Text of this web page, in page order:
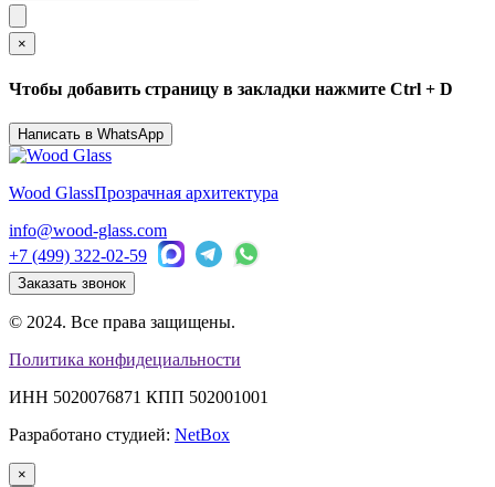
×
Чтобы добавить страницу в закладки нажмите Ctrl + D
Написать в WhatsApp
Wood GlassПрозрачная архитектура
info@wood-glass.com
+7 (499) 322-02-59
Заказать звонок
© 2024. Все права защищены.
Политика конфидециальности
ИНН 5020076871 КПП 502001001
Разработано студией: NetBox
×